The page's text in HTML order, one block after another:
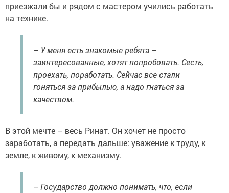
приезжали бы и рядом с мастером учились работать
на технике.
– У меня есть знакомые ребята –
заинтересованные, хотят попробовать. Сесть,
проехать, поработать. Сейчас все стали
гоняться за прибылью, а надо гнаться за
качеством.
В этой мечте – весь Ринат. Он хочет не просто
заработать, а передать дальше: уважение к труду, к
земле, к живому, к механизму.
– Государство должно понимать, что, если